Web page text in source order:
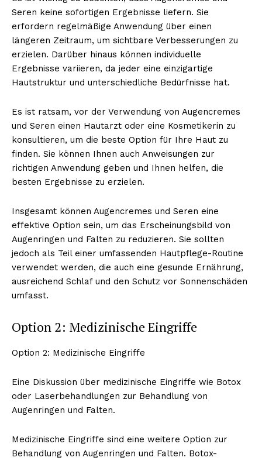
Seren keine sofortigen Ergebnisse liefern. Sie
erfordern regelmäßige Anwendung über einen
längeren Zeitraum, um sichtbare Verbesserungen zu
erzielen. Darüber hinaus können individuelle
Ergebnisse variieren, da jeder eine einzigartige
Hautstruktur und unterschiedliche Bedürfnisse hat.
Es ist ratsam, vor der Verwendung von Augencremes
und Seren einen Hautarzt oder eine Kosmetikerin zu
konsultieren, um die beste Option für Ihre Haut zu
finden. Sie können Ihnen auch Anweisungen zur
richtigen Anwendung geben und Ihnen helfen, die
besten Ergebnisse zu erzielen.
Insgesamt können Augencremes und Seren eine
effektive Option sein, um das Erscheinungsbild von
Augenringen und Falten zu reduzieren. Sie sollten
jedoch als Teil einer umfassenden Hautpflege-Routine
verwendet werden, die auch eine gesunde Ernährung,
ausreichend Schlaf und den Schutz vor Sonnenschäden
umfasst.
Option 2: Medizinische Eingriffe
Option 2: Medizinische Eingriffe
Eine Diskussion über medizinische Eingriffe wie Botox
oder Laserbehandlungen zur Behandlung von
Augenringen und Falten.
Medizinische Eingriffe sind eine weitere Option zur
Behandlung von Augenringen und Falten. Botox-